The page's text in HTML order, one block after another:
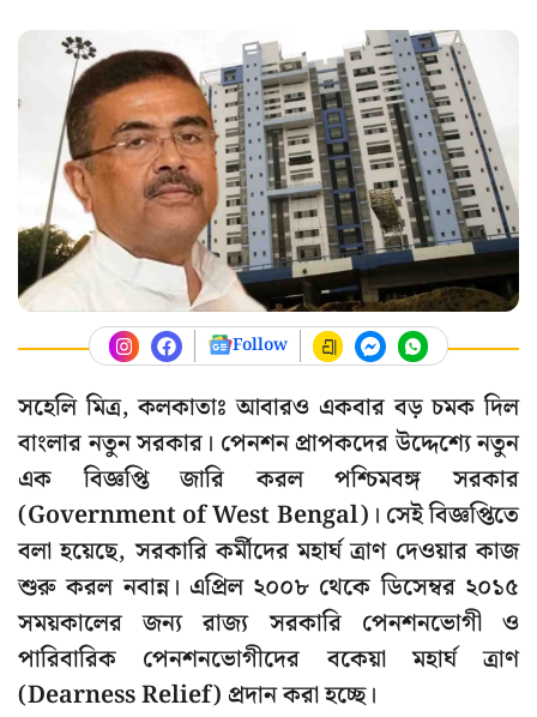
Follow
সহেলি মিত্র, কলকাতাঃ আবারও একবার বড় চমক দিল
বাংলার নতুন সরকার। পেনশন প্রাপকদের উদ্দেশ্যে নতুন
এক বিজ্ঞপ্তি জারি করল পশ্চিমবঙ্গ সরকার
(Government of West Bengal)। সেই বিজ্ঞপ্তিতে
বলা হয়েছে, সরকারি কর্মীদের মহার্ঘ ত্রাণ দেওয়ার কাজ
শুরু করল নবান্ন। এপ্রিল ২০০৮ থেকে ডিসেম্বর ২০১৫
সময়কালের জন্য রাজ্য সরকারি পেনশনভোগী ও
পারিবারিক পেনশনভোগীদের বকেয়া মহার্ঘ ত্রাণ
(Dearness Relief) প্রদান করা হচ্ছে।